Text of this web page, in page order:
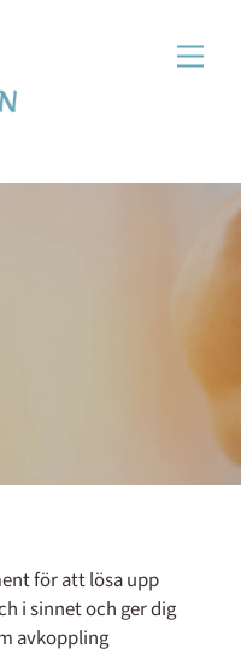
för att lösa upp
i sinnet och ger dig
avkoppling